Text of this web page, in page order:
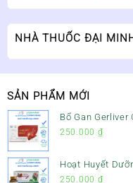
NHÀ THUỐC ĐẠI
SẢN PHẨM MỚI
Bổ Gan Gerliver
Gan, Mát Gan &
250.000 ₫
Hoạt Huyết
– Giảm Đau
250.000 ₫